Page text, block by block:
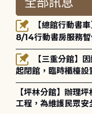
8/14行動書房服務暫
起閉館，臨時櫃檯設
造成不便，敬請見諒
【坪林分館】辦理
工程，為維護民眾安